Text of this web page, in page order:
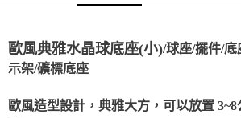
全家取貨付款
7-11取貨付款
賣家宅配幫您送（台灣）
歐風典雅水晶球底座(小)/球座/擺件/底
示架/礦標底座
歐風造型設計，典雅大方，可以放置